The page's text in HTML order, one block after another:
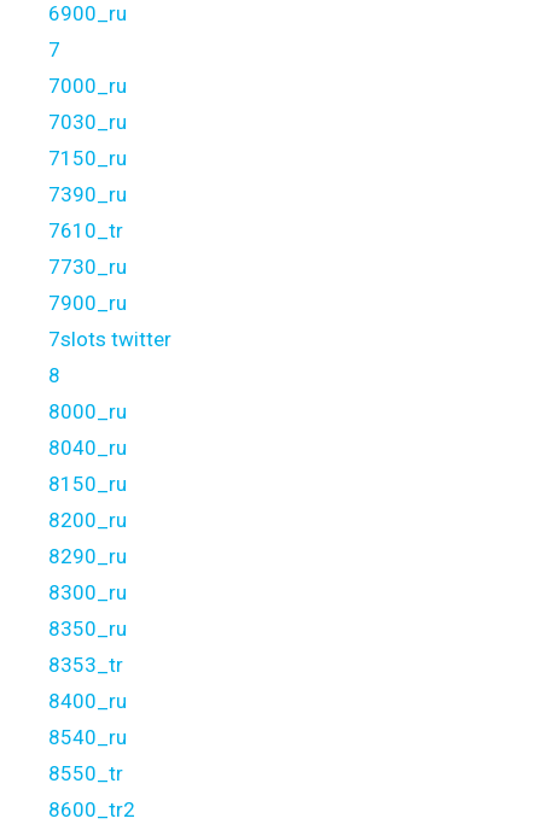
6900_ru
7
7000_ru
7030_ru
7150_ru
7390_ru
7610_tr
7730_ru
7900_ru
7slots twitter
8
8000_ru
8040_ru
8150_ru
8200_ru
8290_ru
8300_ru
8350_ru
8353_tr
8400_ru
8540_ru
8550_tr
8600_tr2